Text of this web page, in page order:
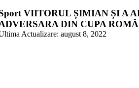
VIITORUL ȘIMIAN ȘI A
DIN CUPA
Actualizare: august 8, 2022